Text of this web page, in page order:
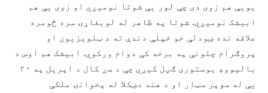
یویې هم زوی دی چې لور یې شوتا نومیږي او زوی یې هم
ابیشک نومیږي. شوتا په ظاهر له لوبغاړۍ سره څومره
علاقه نده ښودلې خو خپلې دندې ته د ټلویزیون او
پروګرام چلونې په برخه کې دوام ورکوي. ابیشک هم اوس د
بالیووډ یوستوری ګڼل کیږي چې د سږ کال د اپریل په ۲۰
یې له سوپر سټار او د هند دښکلا له پخوانۍ ملکې